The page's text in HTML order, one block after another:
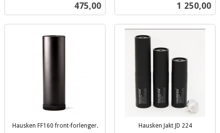
Pris
475,00 Pris
1 250,00
Hausken FF160 front-forlenger. Hausken Jakt JD 224